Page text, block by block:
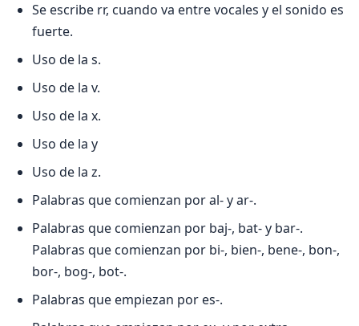
Se escribe rr, cuando va entre vocales y el sonido es
fuerte.
Uso de la s.
Uso de la v.
Uso de la x.
Uso de la y
Uso de la z.
Palabras que comienzan por al- y ar-.
Palabras que comienzan por baj-, bat- y bar-.
Palabras que comienzan por bi-, bien-, bene-, bon-,
bor-, bog-, bot-.
Palabras que empiezan por es-.